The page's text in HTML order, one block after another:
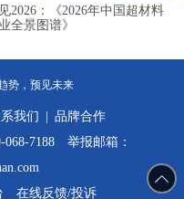
2026：《2026年中国超材料
全景图谱》
势，预见未来
我们 | 品牌合作
068-7188 举报邮箱：
在线反馈/投诉